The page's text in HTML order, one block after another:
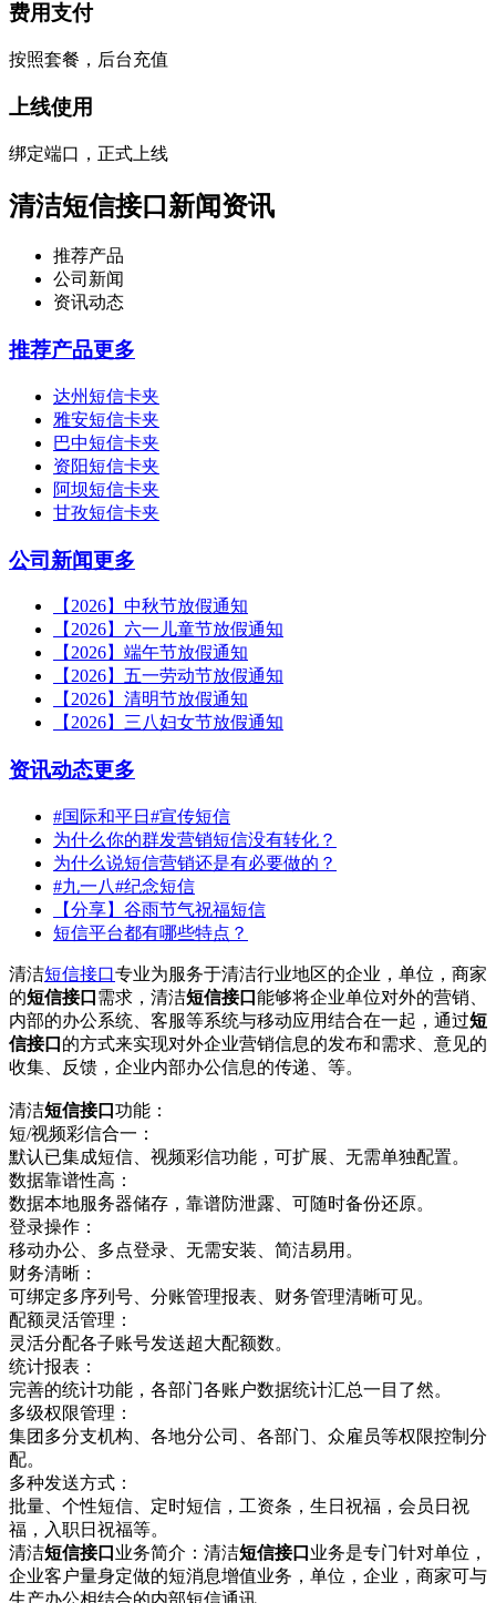
费用支付
按照套餐，后台充值
上线使用
绑定端口，正式上线
清洁短信接口新闻资讯
推荐产品
公司新闻
资讯动态
推荐产品更多
达州短信卡夹
雅安短信卡夹
巴中短信卡夹
资阳短信卡夹
阿坝短信卡夹
甘孜短信卡夹
公司新闻更多
【2026】中秋节放假通知
【2026】六一儿童节放假通知
【2026】端午节放假通知
【2026】五一劳动节放假通知
【2026】清明节放假通知
【2026】三八妇女节放假通知
资讯动态更多
#国际和平日#宣传短信
为什么你的群发营销短信没有转化？
为什么说短信营销还是有必要做的？
#九一八#纪念短信
【分享】谷雨节气祝福短信
短信平台都有哪些特点？
清洁短信接口专业为服务于清洁行业地区的企业，单位，商家
的短信接口 需求，清洁短信接口 能够将企业单位对外的营销、
内部的办公系统、客服等系统与移动应用结合在一起，通过短
信接口 的方式来实现对外企业营销信息的发布和需求、意见的
收集、反馈，企业内部办公信息的传递、等。
清洁短信接口 功能：
短/视频彩信合一：
默认已集成短信、视频彩信功能，可扩展、无需单独配置。
数据靠谱性高：
数据本地服务器储存，靠谱防泄露、可随时备份还原。
登录操作：
移动办公、多点登录、无需安装、简洁易用。
财务清晰：
可绑定多序列号、分账管理报表、财务管理清晰可见。
配额灵活管理：
灵活分配各子账号发送超大配额数。
统计报表：
完善的统计功能，各部门各账户数据统计汇总一目了然。
多级权限管理：
集团多分支机构、各地分公司、各部门、众雇员等权限控制分
配。
多种发送方式：
批量、个性短信、定时短信，工资条，生日祝福，会员日祝
福，入职日祝福等。
清洁短信接口 业务简介：清洁短信接口 业务是专门针对单位，
企业客户量身定做的短消息增值业务，单位，企业，商家可与
生产办公相结合的内部短信通讯，